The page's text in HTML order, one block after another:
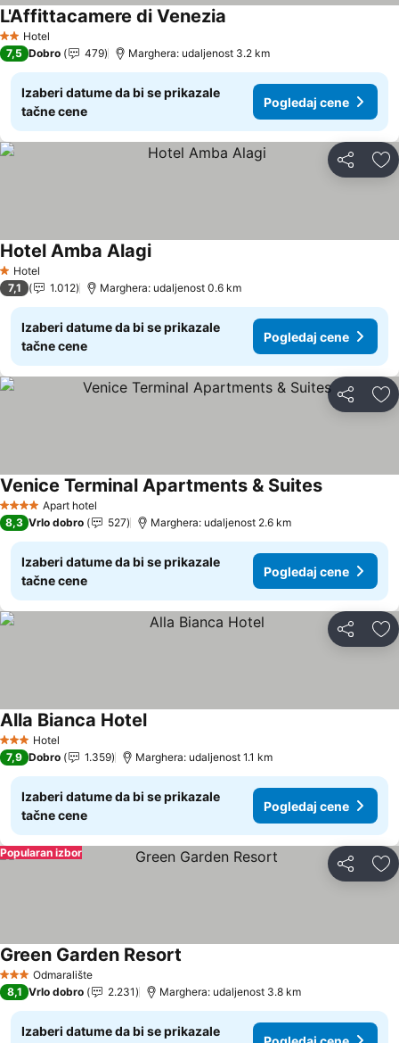
2 Zvezdice
Hotel
L'Affittacamere di Venezia
7,5 Dobro 479 Marghera: udaljenost 3.2 km
Izaberi datume da bi se prikazale
tačne cene
Pogledaj cene
Deli
1 Zvezdice
Hotel
Hotel Amba AlagiPogledaj cene
7,1 1.012 Marghera: udaljenost 0.6 km
Izaberi datume da bi se prikazale
tačne cene
Pogledaj cene
Deli
4 ZvezdiceApart hotel
Venice Terminal Apartments & SuitesPogledaj
8,3 Vrlo dobro 527 Marghera: udaljenost 2.6 km
Izaberi datume da bi se prikazale
tačne cene
Pogledaj cene
Deli
3 Zvezdice
Hotel
Alla Bianca HotelPogledaj cene
7,9 Dobro 1.359 Marghera: udaljenost 1.1 km
Izaberi datume da bi se prikazale
tačne cene
Pogledaj cene
Deli
Popularan izbor
3 ZvezdiceOdmaralište
Green Garden Resort
8,1 Vrlo dobro 2.231 Marghera: udaljenost 3.8 km
Izaberi datume da bi se prikazale